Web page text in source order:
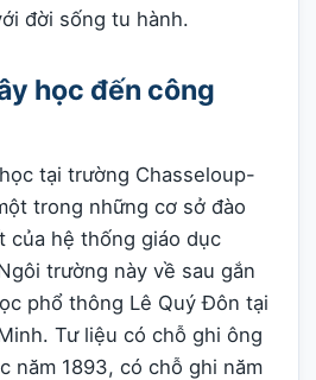
đời sống tu hành.
học đến công
tại trường Chasseloup-
trong những cơ sở đào
của hệ thống giáo dục
trường này về sau gắn
phổ thông Lê Quý Đôn tại
Tư liệu có chỗ ghi ông
năm 1893, có chỗ ghi năm